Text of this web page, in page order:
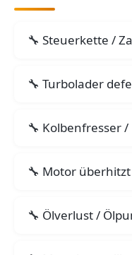
Steuerkette /
Turbolader
Kolbenfresser
Motor
Ölverlust /